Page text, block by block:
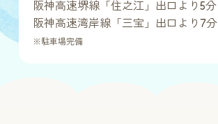
阪神高速堺線「住之江」出口より5分
阪神高速湾岸線「三宝」出口より7分
※駐車場完備